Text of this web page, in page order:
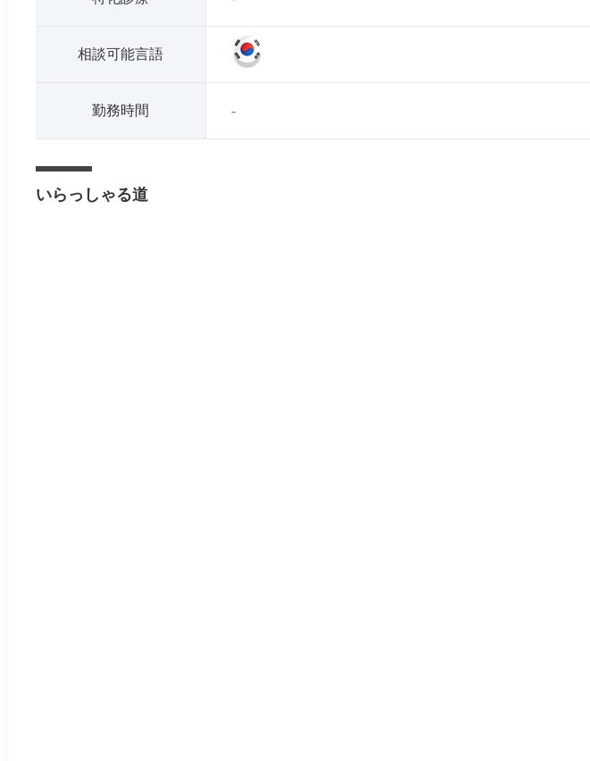
相談可能言語
勤務時間 -
いらっしゃる道